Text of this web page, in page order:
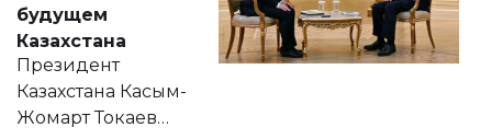
будущем
Казахстана
Президент
Казахстана Касым-
Жомарт Токаев